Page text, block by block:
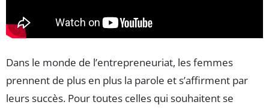
Dans le monde de l’entrepreneuriat, les femmes
prennent de plus en plus la parole et s’affirment par
leurs succès. Pour toutes celles qui souhaitent se